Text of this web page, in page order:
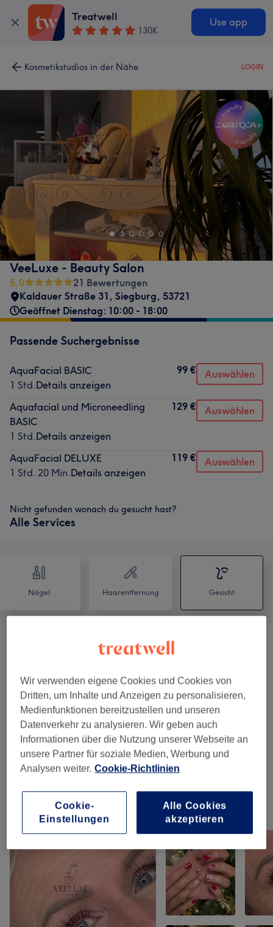
Treatwell
130K
Use app
Kosmetikstudios in der Nähe LOGIN
VeeLuxe - Beauty Salon
5,0
21 Bewertungen
Kaldauer Straße 31, Siegburg, 53721
Geöffnet Dienstag: 10:00 - 18:00
Passende Suchergebnisse
AquaFacial BASIC
1 Std.Details anzeigen
99 € Auswählen
Aquafacial und Microneedling
BASIC
1 Std.Details anzeigen
129 € Auswählen
AquaFacial DELUXE
1 Std. 20 Min.Details anzeigen
119 € Auswählen
Nicht gefunden wonach du gesucht hast?
Alle Services
Nägel Haarentfernung Gesicht
Gesichtsbehandlungen (11)
Wimpernverlängerungen (9) ab 19 €
Augenbrauen & Wimpernbehandlungen (5) ab 9 €
Permanent Make-Up (5 ) ab 1 €
Make-Up ( 1)
Unsere Arbeit
Bild anklicken für weitere Details
Wir verwenden eigene Cookies und Cookies von
Dritten, um Inhalte und Anzeigen zu personalisieren,
Medienfunktionen bereitzustellen und unseren
Datenverkehr zu analysieren. Wir geben auch
Informationen über die Nutzung unserer Webseite an
unsere Partner für soziale Medien, Werbung und
Analysen weiter. Cookie-Richtlinien
Cookie-
Einstellungen
Alle Cookies
akzeptieren